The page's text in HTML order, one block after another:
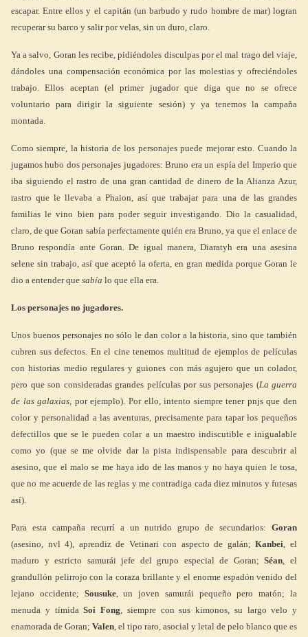
escapar. Entre ellos y el capitán (un barbudo y rudo hombre de mar) logran
recuperar su barco y salir por velas, sin un duro, claro.
Ya a salvo, Goran les recibe, pidiéndoles disculpas por el mal trago del viaje,
dándoles una compensación económica por las molestias y ofreciéndoles
trabajo. Ellos aceptan (el primer jugador que diga que no se ofrece
voluntario para dirigir la siguiente sesión) y ya tenemos la campaña
montada.
Como siempre, la historia de los personajes puede mejorar esto. Cuando la
jugamos hubo dos personajes jugadores: Bruno era un espía del Imperio que
iba siguiendo el rastro de una gran cantidad de dinero de la Alianza Azur,
rastro que le llevaba a Phaion, así que trabajar para una de las grandes
familias le vino bien para poder seguir investigando. Dio la casualidad,
claro, de que Goran sabía perfectamente quién era Bruno, ya que el enlace de
Bruno respondía ante Goran. De igual manera, Diaratyh era una asesina
selene sin trabajo, así que aceptó la oferta, en gran medida porque Goran le
dio a entender que sabía lo que ella era.
Los personajes no jugadores.
Unos buenos personajes no sólo le dan color a la historia, sino que también
cubren sus defectos. En el cine tenemos multitud de ejemplos de películas
con historias medio regulares y guiones con más agujero que un colador,
pero que son consideradas grandes películas por sus personajes (La guerra
de las galaxias, por ejemplo). Por ello, intento siempre tener pnjs que den
color y personalidad a las aventuras, precisamente para tapar los pequeños
defectillos que se le pueden colar a un maestro indiscutible e inigualable
como yo (que se me olvide dar la pista indispensable para descubrir al
asesino, que el malo se me haya ido de las manos y no haya quien le tosa,
que no me acuerde de las reglas y me contradiga cada diez minutos y futesas
así).
Para esta campaña recurrí a un nutrido grupo de secundarios: Goran
(asesino, nvl 4), aprendiz de Vetinari con aspecto de galán;Kanbei, el
maduro y estricto samurái jefe del grupo especial de Goran;Séan, el
grandullón pelirrojo con la coraza brillante y el enorme espadón venido del
lejano occidente; Sousuke, un joven samurái pequeño pero matón; la
menuda y tímidaSoi Fong, siempre con sus kimonos, su largo velo y
enamorada de Goran; Valen, el tipo raro, asocial y letal de pelo blanco que es